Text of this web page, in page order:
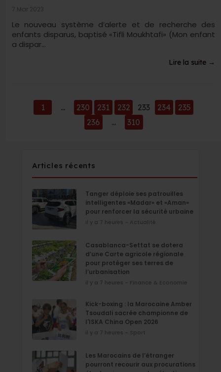
7 Mar 2023
Le nouveau système d’alerte et de recherche des
enfants disparus, baptisé «Tifli Moukhtafi» (Mon enfant
a dispar...
Lire la suite →
1 ... 230 231 232 233 234
235
236
... 310
Articles récents
Tanger déploie ses patrouilles
intelligentes «Madar» et «Aman»
pour renforcer la sécurité urbaine
il y a 7 heures - Actualité
Casablanca-Settat se dotera
d’une Carte agricole régionale
pour protéger ses terres de
l’urbanisation
il y a 7 heures - Finance & Economie
Kick-boxing : la Marocaine Amber
Tsoudali sacrée championne de
l'ISKA China Open 2026
il y a 7 heures - Sport
Les Marocains de l’étranger
pourront recourir aux procurations